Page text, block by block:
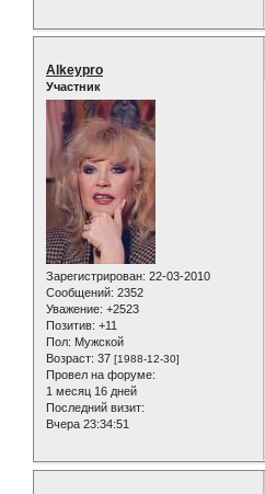
Alkeypro
Участник
Зарегистрирован: 22-03-2010
Сообщений: 2352
Уважение: +2523
Позитив: +11
Пол: Мужской
Возраст: 37 [1988-12-30]
Провел на форуме:
1 месяц 16 дней
Последний визит:
Вчера 23:34:51